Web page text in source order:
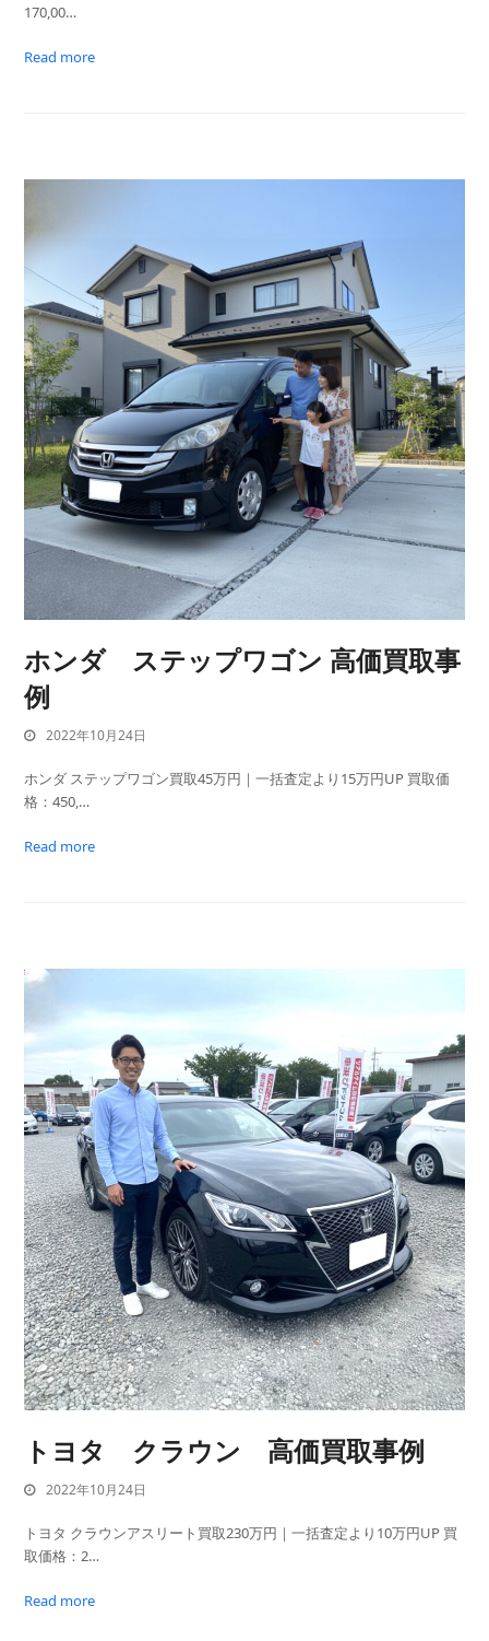
170,00…
Read more
ホンダ ステップワゴン 高価買取事
例
2022年10月24日
ホンダ ステップワゴン買取45万円｜一括査定より15万円UP 買取価
格：450,…
Read more
トヨタ クラウン 高価買取事例
2022年10月24日
トヨタ クラウンアスリート買取230万円｜一括査定より10万円UP 買
取価格：2…
Read more